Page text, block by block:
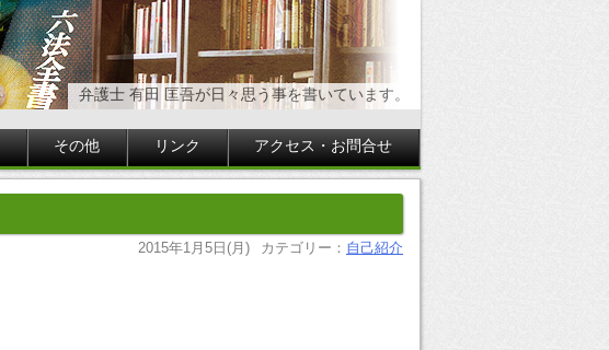
弁護士 有田 匡吾が日々思う事を書いています。
その他 リンク アクセス・お問合せ
2015年1月5日(月) カテゴリー： 自己紹介